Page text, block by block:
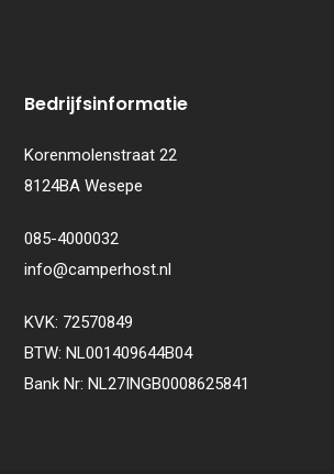
Bedrijfsinformatie
Korenmolenstraat 22
8124BA Wesepe
085-4000032
info@camperhost.nl
KVK: 72570849
BTW: NL001409644B04
Bank Nr: NL27INGB0008625841